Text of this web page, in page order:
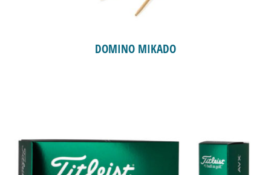
DOMINO MIKADO